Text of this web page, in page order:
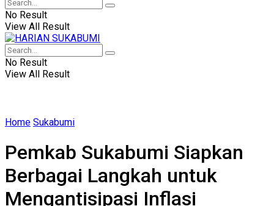
No Result
View All Result
No Result
View All Result
Home Sukabumi
Pemkab Sukabumi Siapkan
Berbagai Langkah untuk
Mengantisipasi Inflasi